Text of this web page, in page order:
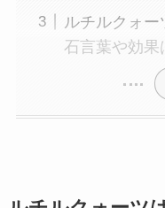
ルチルクォ
石言葉や効果